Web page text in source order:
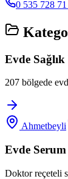
0 535 728
Evde
207 bölgede
Ahmetbeyli
Evde Serum
Doktor reçeteli